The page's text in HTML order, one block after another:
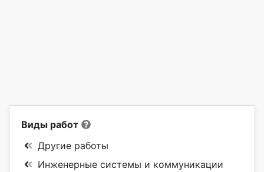
Виды работ
Другие работы
Инженерные системы и коммуникации